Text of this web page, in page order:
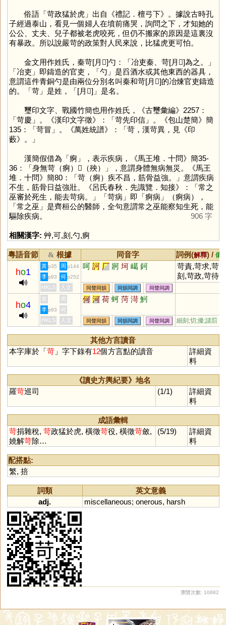
俗語「苛政猛於虎」出自《禮記．檀弓下》。據說古時孔
子經過泰山，看見一個婦人在墳前痛哭，詢問之下，才知她的
公公、丈夫、兒子都被老虎咬死，但仍不搬家的原因是這裏沒
有暴政。所以說嚴苛的政策對人民來說，比猛虎更可怕。
金文用作姓氏，秦苛[月𧊒]勺：「冶吏秦、苛[月𧊒]為之。」
「冶吏」即鑄造的官吏，「勺 」是舀酒水或其他東西的器具，
意謂這件青銅勺是由兩位分別名叫秦和苛[月𧊒]的冶煉官吏鑄造
的。「苛」是姓，「[月𧊒]」是名。
璽印文字、戰國竹簡也用作姓氏，《古璽彙編》2257：
「苛慶」。《漢印文字徵》：「苛先印信」。《包山楚簡》簡
135：「苛冒」。《萬姓統譜》：「苛，漢苛異，見《印
藪》。」
漢簡假借為「痾」，表示疾病，《馬王堆．十問》簡35-
36：「身無苛（痾）𢘲（殃）」，意謂身體無病無災。《馬王
堆．十問》簡80：「苛（痾）疾不昌，筋骨益強。」意謂疾病
不生，筋骨日益強壯。《呂氏春秋．先識覽．知接》：「常之
巫審於死生，能去苛病。」「苛病」即「痾病」（痾病），
「常之巫」是齊桓公的醫師，全句意謂常之巫能察知生死，能
驅除疾病。
906 字
相關漢字: 艸,可,刻 ,勺,痾
粵語音節 & 根據 同音字 詞例(解釋) / 備
ho1
黃 p35 周 p144 呵 訶 厂 牁 坷 嶱 鈳
苛責,苛求,苛
刻,苛政,苛待
李 p93 何 p252
HKLS 人文 同聲同韻 同韻同調 同聲同調
ho4
黃 周 何 河 荷 蚵 菏 渮 魺
李 p93
何
HKLS
人文 同聲同韻 同韻同調 同聲同調 細刻;切;擾;譴罰
其他方言讀音
本字庫於「苛」字下錄有12個方言點的讀音
詳細資
料
《讀史方輿紀要》地名
羅苛巡司 (1/1)
詳細資
料
成語彙輯
苛捐雜稅, 苛政猛於虎, 橫徵苛役, 橫徵苛斂,
嬈解苛除…
(5/19)
詳細資
料
配搭點:
繁, 掊
詞類
英文意義
adj.
miscellaneous; onerous, harsh
瀏覽次數: 10882